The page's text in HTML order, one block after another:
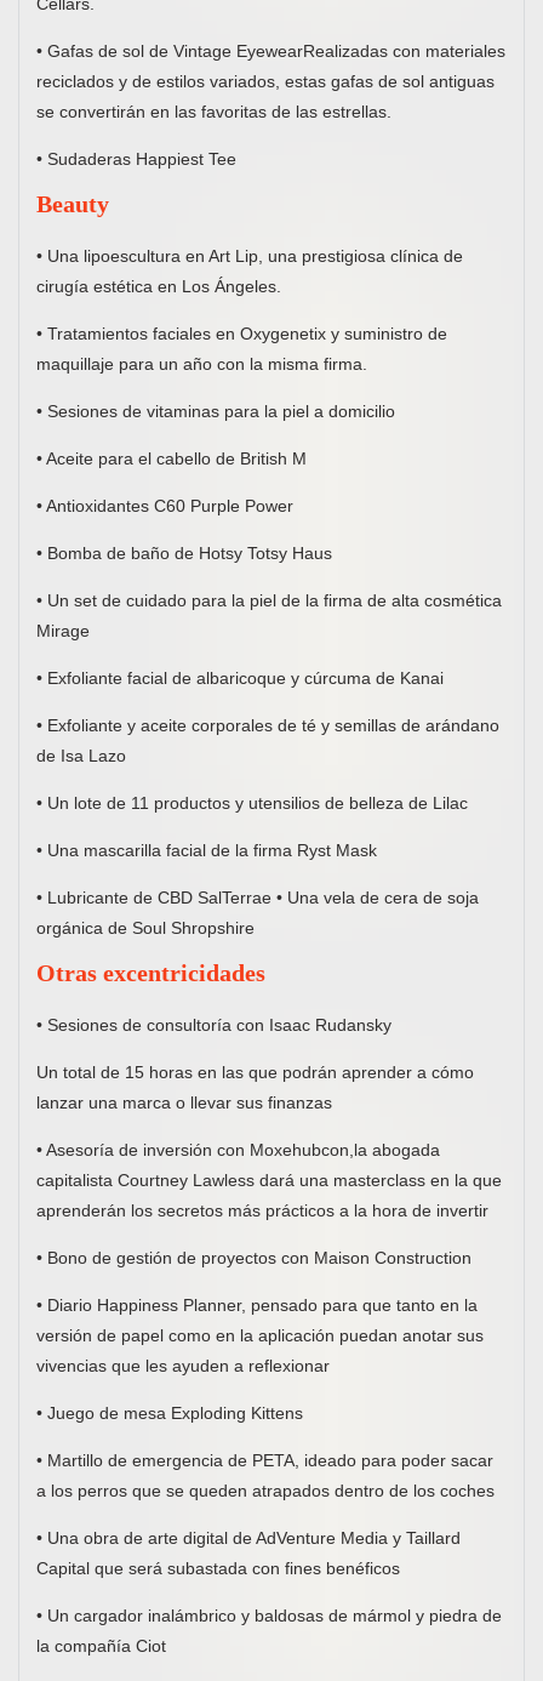
Cellars.
• Gafas de sol de Vintage EyewearRealizadas con materiales
reciclados y de estilos variados, estas gafas de sol antiguas
se convertirán en las favoritas de las estrellas.
• Sudaderas Happiest Tee
Beauty
• Una lipoescultura en Art Lip, una prestigiosa clínica de
cirugía estética en Los Ángeles.
• Tratamientos faciales en Oxygenetix y suministro de
maquillaje para un año con la misma firma.
• Sesiones de vitaminas para la piel a domicilio
• Aceite para el cabello de British M
• Antioxidantes C60 Purple Power
• Bomba de baño de Hotsy Totsy Haus
• Un set de cuidado para la piel de la firma de alta cosmética
Mirage
• Exfoliante facial de albaricoque y cúrcuma de Kanai
• Exfoliante y aceite corporales de té y semillas de arándano
de Isa Lazo
• Un lote de 11 productos y utensilios de belleza de Lilac
• Una mascarilla facial de la firma Ryst Mask
• Lubricante de CBD SalTerrae • Una vela de cera de soja
orgánica de Soul Shropshire
Otras excentricidades
• Sesiones de consultoría con Isaac Rudansky
Un total de 15 horas en las que podrán aprender a cómo
lanzar una marca o llevar sus finanzas
• Asesoría de inversión con Moxehubcon,la abogada
capitalista Courtney Lawless dará una masterclass en la que
aprenderán los secretos más prácticos a la hora de invertir
• Bono de gestión de proyectos con Maison Construction
• Diario Happiness Planner, pensado para que tanto en la
versión de papel como en la aplicación puedan anotar sus
vivencias que les ayuden a reflexionar
• Juego de mesa Exploding Kittens
• Martillo de emergencia de PETA, ideado para poder sacar
a los perros que se queden atrapados dentro de los coches
• Una obra de arte digital de AdVenture Media y Taillard
Capital que será subastada con fines benéficos
• Un cargador inalámbrico y baldosas de mármol y piedra de
la compañía Ciot